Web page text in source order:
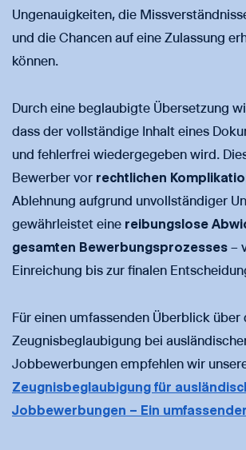
Ungenauigkeiten, die
und die Chancen auf eine Zulassung
können.
Durch eine beglaubigte Übersetzung
dass der vollständige Inhalt eines
und fehlerfrei wiedergegeben wird.
Bewerber vor rechtlichen
Ablehnung aufgrund unvollständiger
gewährleistet eine reibungslose
gesamten Bewerbungsprozesses –
Einreichung bis zur finalen
Für einen umfassenden Überblick über
Zeugnisbeglaubigung bei
Jobbewerbungen empfehlen wir
Zeugnisbeglaubigung für
Jobbewerbungen – Ein